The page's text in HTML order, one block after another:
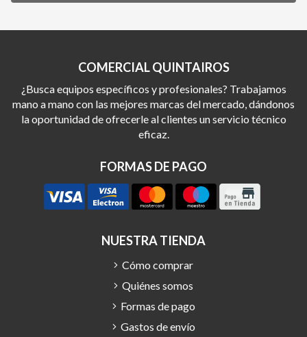
COMERCIAL QUINTAIROS
¿Busca equipos específicos y profesionales? Trabajamos
mano a mano con las mejores marcas del mercado, dándonos
la oportunidad de ofrecerle al clientes un servicio técnico
eficaz.
FORMAS DE PAGO
NUESTRA TIENDA
Cómo comprar
Quiénes somos
Formas de pago
Gastos de envío